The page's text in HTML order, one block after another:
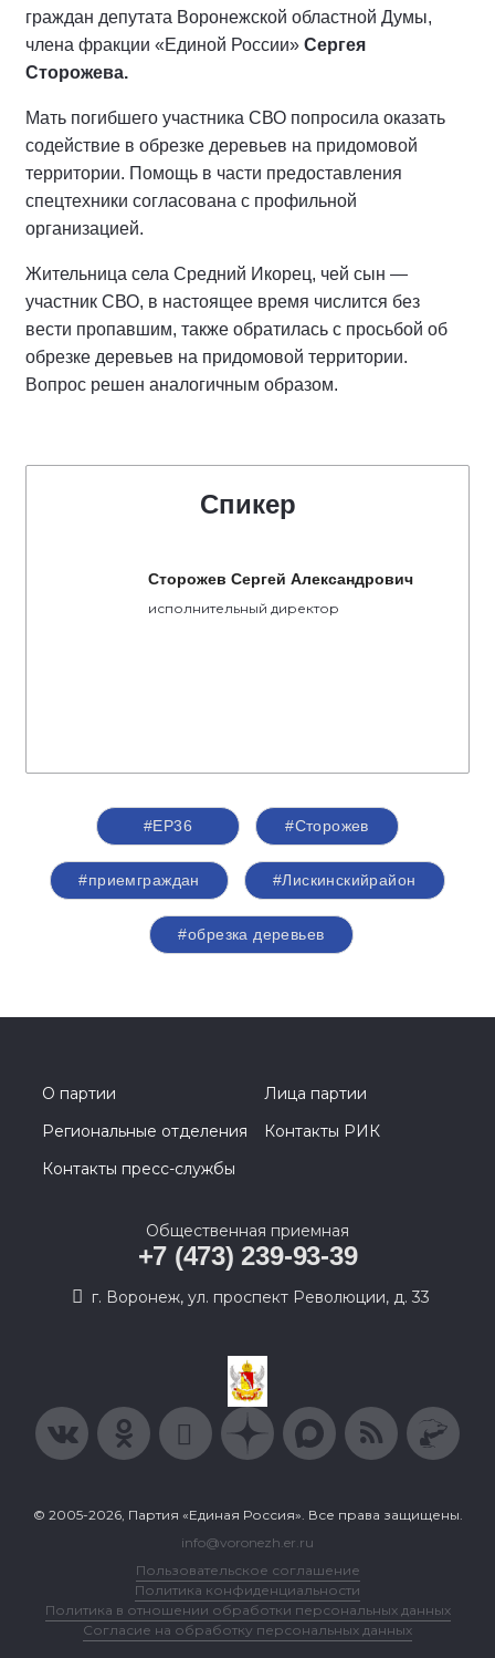
граждан депутата Воронежской областной Думы,
члена фракции «Единой России» Сергея
Сторожева.
Мать погибшего участника СВО попросила оказать
содействие в обрезке деревьев на придомовой
территории. Помощь в части предоставления
спецтехники согласована с профильной
организацией.
Жительница села Средний Икорец, чей сын —
участник СВО, в настоящее время числится без
вести пропавшим, также обратилась с просьбой об
обрезке деревьев на придомовой территории.
Вопрос решен аналогичным образом.
Спикер
Сторожев Сергей Александрович
исполнительный директор
#ЕР36 #Сторожев
#приемграждан #Лискинскийрайон
#обрезка деревьев
О партии
Лица партии
Региональные отделения
Контакты РИК
Контакты пресс-службы
Общественная приемная
+7 (473) 239-93-39
г. Воронеж, ул. проспект Революции, д. 33
© 2005-2026, Партия «Единая Россия». Все права защищены.
info@voronezh.er.ru
Пользовательское соглашение
Политика конфиденциальности
Политика в отношении обработки персональных данных
Согласие на обработку персональных данных